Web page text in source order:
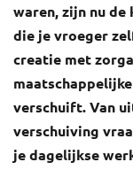
waren, zijn nu de
die je vroeger
creatie met
verschuift. Van
verschuiving
je dagelijkse